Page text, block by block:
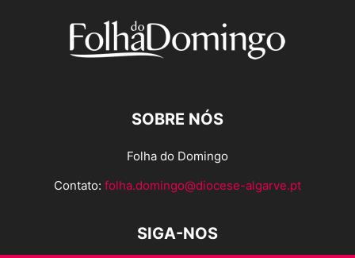
SOBRE NÓS
Folha do Domingo
Contato: folha.domingo@diocese-algarve.pt
SIGA-NOS